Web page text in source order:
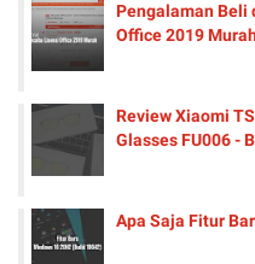
Pengalaman Beli
Office 2019
Review Xiaomi
Glasses FU006 -
Apa Saja Fitur